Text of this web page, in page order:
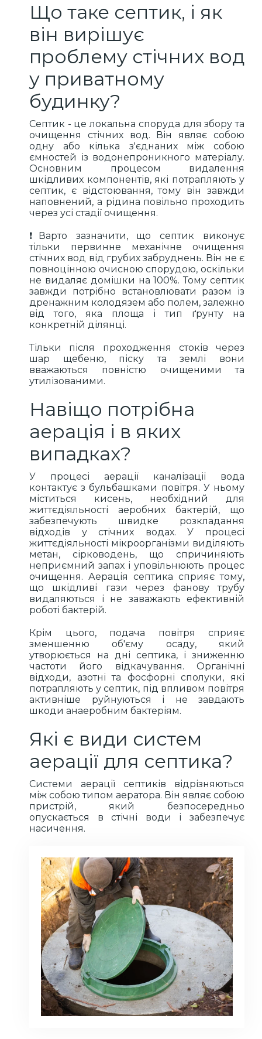
Що таке септик, і як
він вирішує
проблему стічних вод
у приватному
будинку?
Септик - це локальна споруда для збору та
очищення стічних вод. Він являє собою
одну або кілька з'єднаних між собою
ємностей із водонепроникного матеріалу.
Основним процесом видалення
шкідливих компонентів, які потрапляють у
септик, є відстоювання, тому він завжди
наповнений, а рідина повільно проходить
через усі стадії очищення.
❗️Варто зазначити, що септик виконує
тільки первинне механічне очищення
стічних вод від грубих забруднень. Він не є
повноцінною очисною спорудою, оскільки
не видаляє домішки на 100%. Тому септик
завжди потрібно встановлювати разом із
дренажним колодязем або полем, залежно
від того, яка площа і тип ґрунту на
конкретній ділянці.
Тільки після проходження стоків через
шар щебеню, піску та землі вони
вважаються повністю очищеними та
утилізованими.
Навіщо потрібна
аерація і в яких
випадках?
У процесі аерації каналізації вода
контактує з бульбашками повітря. У ньому
міститься кисень, необхідний для
життєдіяльності аеробних бактерій, що
забезпечують швидке розкладання
відходів у стічних водах. У процесі
життєдіяльності мікроорганізми виділяють
метан, сірководень, що спричиняють
неприємний запах і уповільнюють процес
очищення. Аерація септика сприяє тому,
що шкідливі гази через фанову трубу
видаляються і не заважають ефективній
роботі бактерій.
Крім цього, подача повітря сприяє
зменшенню об'єму осаду, який
утворюється на дні септика, і зниженню
частоти його відкачування. Органічні
відходи, азотні та фосфорні сполуки, які
потрапляють у септик, під впливом повітря
активніше руйнуються і не завдають
шкоди анаеробним бактеріям.
Які є види систем
аерації для септика?
Системи аерації септиків відрізняються
між собою типом аератора. Він являє собою
пристрій, який безпосередньо
опускається в стічні води і забезпечує
насичення.